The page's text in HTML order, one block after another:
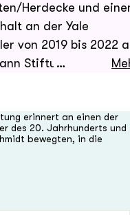
Herdecke und
an der Yale
von 2019 bis 2022
Stiftung. Seit
Assistent in
soziale
erinnert an einen der
des 20. Jahrhunderts und
bewegten, in die